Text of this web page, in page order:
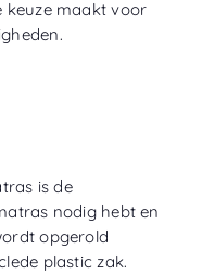
keuze maakt voor
is de
nodig hebt en
opgerold
plastic zak.